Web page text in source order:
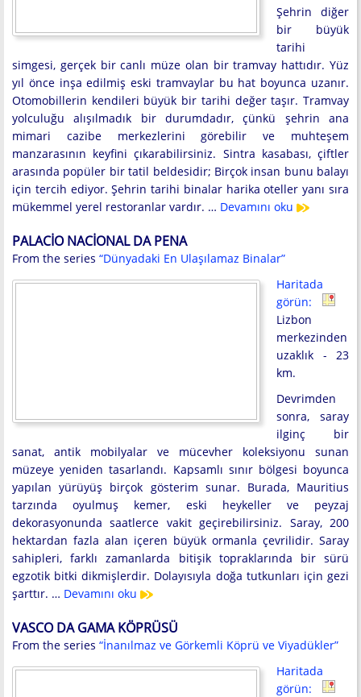
Şehrin diğer
bir büyük
tarihi
simgesi, gerçek bir canlı müze olan bir tramvay hattıdır. Yüz
yıl önce inşa edilmiş eski tramvaylar bu hat boyunca uzanır.
Otomobillerin kendileri büyük bir tarihi değer taşır. Tramvay
yolculuğu alışılmadık bir durumdadır, çünkü şehrin ana
mimari cazibe merkezlerini görebilir ve muhteşem
manzarasının keyfini çıkarabilirsiniz. Sintra kasabası, çiftler
arasında popüler bir tatil beldesidir; Birçok insan bunu balayı
için tercih ediyor. Şehrin tarihi binalar harika oteller yanı sıra
mükemmel yerel restoranlar vardır. … Devamını oku
PALACIO NACIONAL DA PENA
From the series “Dünyadaki En Ulaşılamaz Binalar”
Haritada
görün:
Lizbon
merkezinden
uzaklık - 23
km.
Devrimden
sonra, saray
ilginç bir
sanat, antik mobilyalar ve mücevher koleksiyonu sunan
müzeye yeniden tasarlandı. Kapsamlı sınır bölgesi boyunca
yapılan yürüyüş birçok gösterim sunar. Burada, Mauritius
tarzında oyulmuş kemer, eski heykeller ve peyzaj
dekorasyonunda saatlerce vakit geçirebilirsiniz. Saray, 200
hektardan fazla alan içeren büyük ormanla çevrilidir. Saray
sahipleri, farklı zamanlarda bitişik topraklarında bir sürü
egzotik bitki dikmişlerdir. Dolayısıyla doğa tutkunları için gezi
şarttır. … Devamını oku
VASCO DA GAMA KÖPRÜSÜ
From the series “İnanılmaz ve Görkemli Köprü ve Viyadükler”
Haritada
görün: